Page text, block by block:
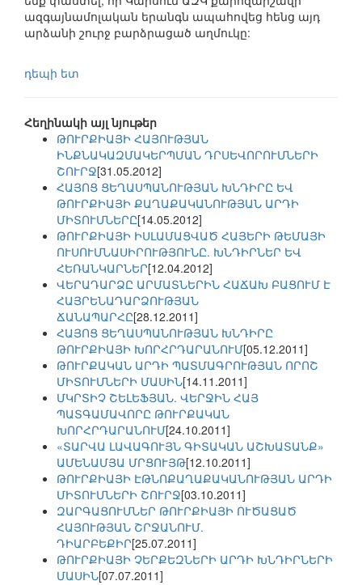
ազգայնամոլական երանգն ապահովեց հենց այդ
արձանի շուրջ բարձրացած աղմուկը:
դեպի ետ
Հեղինակի այլ նյութեր
ԹՈՒՐՔԻԱՅԻ ՀԱՅՈՒԹՅԱՆ
ԻՆՔՆԱԿԱԶՄԱԿԵՐՊՄԱՆ ԴՐՍԵՎՈՐՈՒՄՆԵՐԻ
ՇՈՒՐՋ[31.05.2012]
ՀԱՅՈՑ ՑԵՂԱՍՊԱՆՈՒԹՅԱՆ ԽՆԴԻՐԸ ԵՎ
ԹՈՒՐՔԻԱՅԻ ՔԱՂԱՔԱԿԱՆՈՒԹՅԱՆ ԱՐԴԻ
ՄԻՏՈՒՄՆԵՐԸ[14.05.2012]
ԹՈՒՐՔԻԱՅԻ ԻՍԼԱՄԱՑՎԱԾ ՀԱՅԵՐԻ ԹԵՄԱՅԻ
ՈՒՍՈՒՄՆԱՍԻՐՈՒԹՅՈՒՆԸ. ԽՆԴԻՐՆԵՐ ԵՎ
ՀԵՌԱՆԿԱՐՆԵՐ[12.04.2012]
ՎԵՐԱԴԱՐՁԸ ԱՐՄԱՏՆԵՐԻՆ ՀԱՃԱԽ ԲԱՑՈՒՄ Է
ՀԱՅՐԵՆԱԴԱՐՁՈՒԹՅԱՆ
ՃԱՆԱՊԱՐՀԸ[28.12.2011]
ՀԱՅՈՑ ՑԵՂԱՍՊԱՆՈՒԹՅԱՆ ԽՆԴԻՐԸ
ԹՈՒՐՔԻԱՅԻ ԽՈՐՀՐԴԱՐԱՆՈՒՄ[05.12.2011]
ԹՈՒՐՔԱԿԱՆ ԱՐԴԻ ՊԱՏՄԱԳՐՈՒԹՅԱՆ ՈՐՈՇ
ՄԻՏՈՒՄՆԵՐԻ ՄԱՍԻՆ[14.11.2011]
ՄԿՐՏԻՉ ՇԵԼԵՖՅԱՆ. ՎԵՐՋԻՆ ՀԱՅ
ՊԱՏԳԱՄԱՎՈՐԸ ԹՈՒՐՔԱԿԱՆ
ԽՈՐՀՐԴԱՐԱՆՈՒՄ[24.10.2011]
«ՏԱՐՎԱ ԼԱՎԱԳՈՒՅՆ ԳԻՏԱԿԱՆ ԱՇԽԱՏԱՆՔ»
ԱՄԵՆԱՄՅԱ ՄՐՑՈՒՅԹ[12.10.2011]
ԹՈՒՐՔԻԱՅԻ ԷԹՆՈՔԱՂԱՔԱԿԱՆՈՒԹՅԱՆ ԱՐԴԻ
ՄԻՏՈՒՄՆԵՐԻ ՇՈՒՐՋ[03.10.2011]
ԶԱՐԳԱՑՈՒՄՆԵՐ ԹՈՒՐՔԻԱՅԻ ՈՒԾԱՑԱԾ
ՀԱՅՈՒԹՅԱՆ ՇՐՋԱՆՈՒՄ.
ԴԻԱՐԲԵՔԻՐ[25.07.2011]
ԹՈՒՐՔԻԱՅԻ ՉԵՐՔԵԶՆԵՐԻ ԱՐԴԻ ԽՆԴԻՐՆԵՐԻ
ՄԱՍԻՆ[07.07.2011]